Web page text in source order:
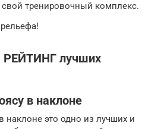
свой тренировочный комплекс.
РЕЙТИНГ лучших
в наклоне
наклоне это одно из лучших и